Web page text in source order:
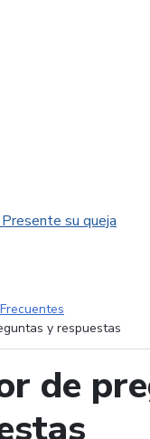
Presente su queja
y respuestas
de